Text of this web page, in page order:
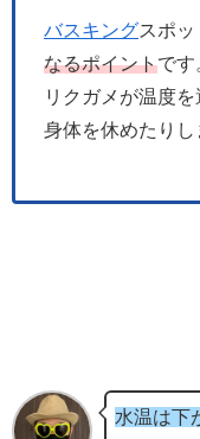
バスキングスポッ
なるポイントです
リクガメが温度
身体を休めたりし
水温は下